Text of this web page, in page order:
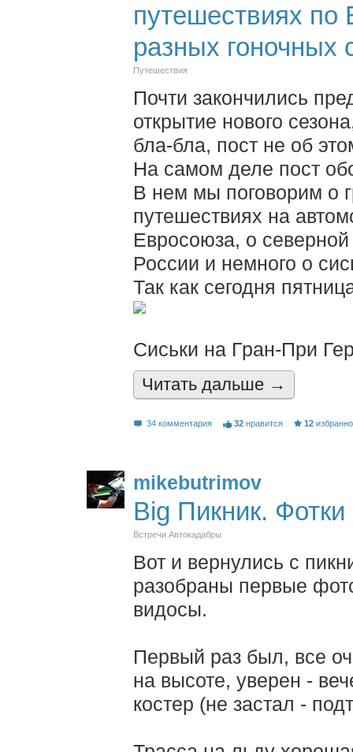
путешествиях по
разных гоночных
Путешествия
Почти закончились
открытие нового
бла-бла, пост не об
На самом деле пост
В нем мы поговорим о
путешествиях на
Евросоюза, о
России и немного о
Так как сегодня
Сиськи на Гран-При
Читать дальшe →
34 комментария 32 нравится 12
mikebutrimov
Big Пикник.
Встречи Автокадабры
Вот и вернулись с
разобраны первые
видосы.
Первый раз был, все
на высоте, уверен -
костер (не застал -